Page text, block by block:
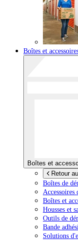
Boîtes et
Boîtes et
Retour
Boîtes de
Accessoires
Boîtes et
Housses et
Outils de
Bande
Solutions